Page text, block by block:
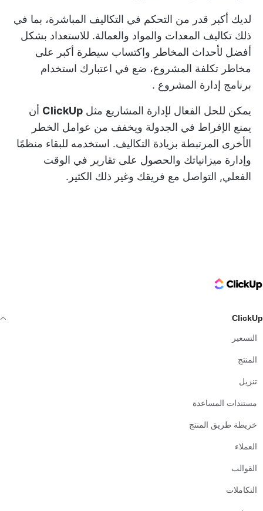
لديك أكبر قدر من التحكم في التكاليف المباشرة، بما في
ذلك تكاليف المعدات والمواد والعمالة. للاستعداد بشكل
أفضل لأحداث المخاطر واكتساب سيطرة أكبر على
مخاطر تكلفة المشروع، ضع في اعتبارك استخدام
برنامج إدارة المشروع .
يمكن للحل الفعال لإدارة المشاريع مثل ClickUp أن
يمنع الإفراط في الجدولة ويخفف من عوامل الخطر
الأخرى المرتبطة بزيادة التكاليف. استخدمه للبقاء منظمًا
وإدارة ميزانياتك والحصول على تقارير في الوقت
الفعلي, التواصل مع فريقك وغير ذلك الكثير.
ClickUp Logo
ClickUp
التسعير
المنتج
تنزيل
مستندات المساعدة
خريطة طريق المنتج
العملاء
القوالب
التكاملات